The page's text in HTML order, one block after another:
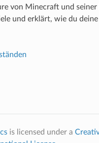
von Minecraft und
und erklärt, wie du
is licensed under a